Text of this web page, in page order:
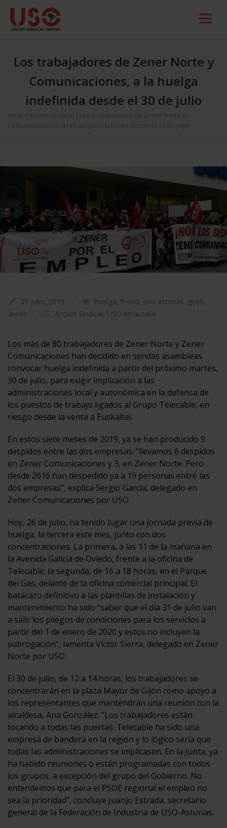
Los trabajadores de Zener Norte y
Comunicaciones, a la huelga
indefinida desde el 30 de julio
Inicio Acción Sindical
Los trabajadores de Zener Norte y
Comunicaciones, a la huelga indefinida desde el 30 de julio
26 julio, 2019 huelga, fi-uso, uso asturias, gijón,
zener
Acción Sindical, USO en la calle
Los más de 80 trabajadores de Zener Norte y Zener
Comunicaciones han decidido en sendas asambleas
convocar huelga indefinida a partir del próximo martes,
30 de julio, para exigir implicación a las
administraciones local y autonómica en la defensa de
los puestos de trabajo ligados al Grupo Telecable, en
riesgo desde la venta a Euskaltel.
En estos siete meses de 2019, ya se han producido 9
despidos entre las dos empresas: “llevamos 6 despidos
en Zener Comunicaciones y 3, en Zener Norte. Pero
desde 2016 han despedido ya a 19 personas entre las
dos empresas”, explica Sergio García, delegado en
Zener Comunicaciones por USO.
Hoy, 26 de julio, ha tenido lugar una jornada previa de
huelga, la tercera este mes, junto con dos
concentraciones. La primera, a las 11 de la mañana en
la Avenida Galicia de Oviedo, frente a la oficina de
Telecable; la segunda, de 16 a 18 horas, en el Parque
del Gas, delante de la oficina comercial principal. El
batacazo definitivo a las plantillas de instalación y
mantenimiento ha sido “saber que el día 31 de julio van
a salir los pliegos de condiciones para los servicios a
partir del 1 de enero de 2020 y estos no incluyen la
subrogación”, lamenta Víctor Sierra, delegado en Zener
Norte por USO.
El 30 de julio, de 12 a 14 horas, los trabajadores se
concentrarán en la plaza Mayor de Gijón como apoyo a
los representantes que mantendrán una reunión con la
alcaldesa, Ana González. “Los trabajadores están
tocando a todas las puertas. Telecable ha sido una
empresa de bandera en la región y lo lógico sería que
todas las administraciones se implicasen. En la Junta, ya
ha habido reuniones o están programadas con todos
los grupos, a excepción del grupo del Gobierno. No
entendemos que para el PSOE regional el empleo no
sea la prioridad”, concluye Juanjo Estrada, secretario
general de la Federación de Industria de USO-Asturias.